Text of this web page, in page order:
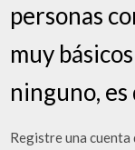
personas
muy
ninguno, es
Registre una cuenta